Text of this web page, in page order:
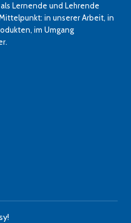
Lernende und Lehrende
in unserer Arbeit, in
im Umgang